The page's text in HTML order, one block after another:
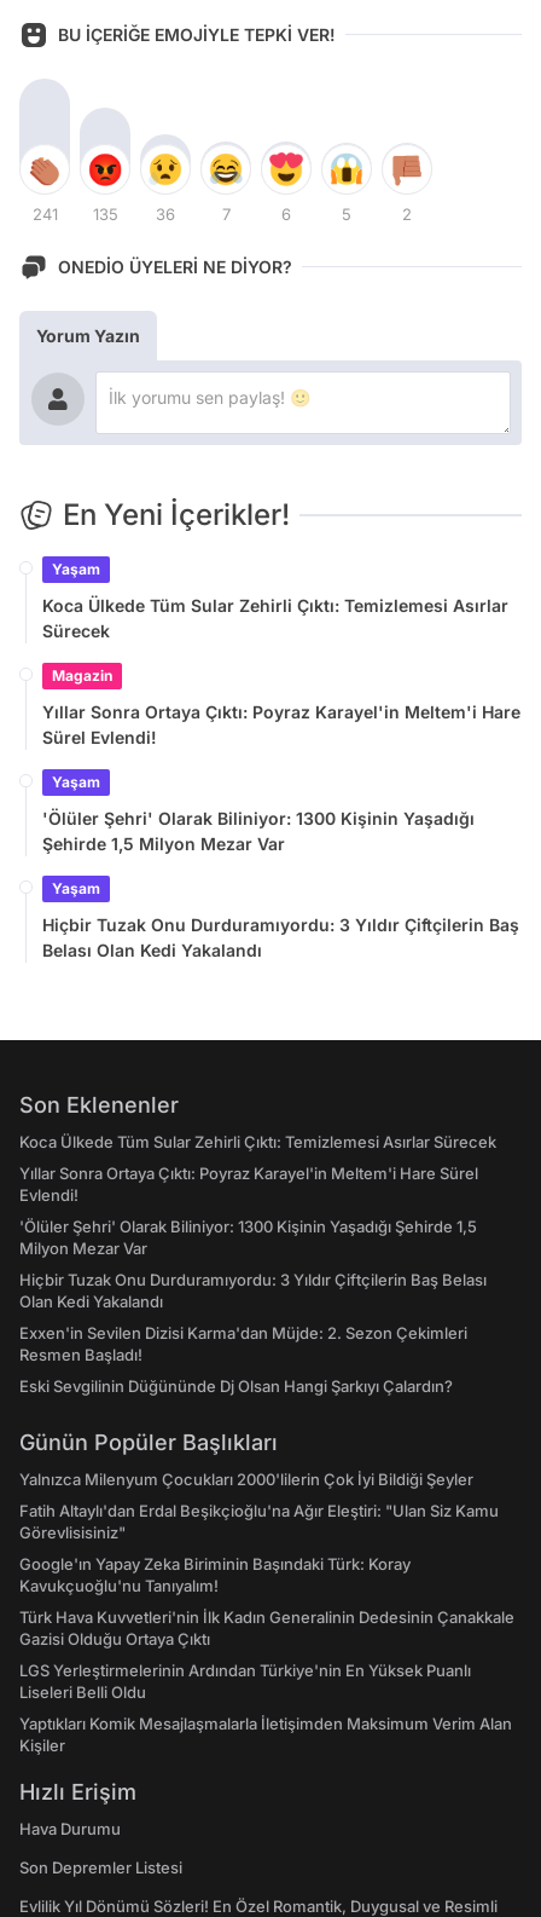
BU İÇERİĞE EMOJİYLE TEPKİ VER!
241 135 36 7 6 5 2
ONEDİO ÜYELERİ NE DİYOR?
Yorum Yazın
En Yeni İçerikler!
Yaşam
Koca Ülkede Tüm Sular Zehirli Çıktı: Temizlemesi Asırlar
Sürecek
Magazin
Yıllar Sonra Ortaya Çıktı: Poyraz Karayel'in Meltem'i Hare
Sürel Evlendi!
Yaşam
'Ölüler Şehri' Olarak Biliniyor: 1300 Kişinin Yaşadığı
Şehirde 1,5 Milyon Mezar Var
Yaşam
Hiçbir Tuzak Onu Durduramıyordu: 3 Yıldır Çiftçilerin Baş
Belası Olan Kedi Yakalandı
Son Eklenenler
Koca Ülkede Tüm Sular Zehirli Çıktı: Temizlemesi Asırlar Sürecek
Yıllar Sonra Ortaya Çıktı: Poyraz Karayel'in Meltem'i Hare Sürel
Evlendi!
'Ölüler Şehri' Olarak Biliniyor: 1300 Kişinin Yaşadığı Şehirde 1,5
Milyon Mezar Var
Hiçbir Tuzak Onu Durduramıyordu: 3 Yıldır Çiftçilerin Baş Belası
Olan Kedi Yakalandı
Exxen'in Sevilen Dizisi Karma'dan Müjde: 2. Sezon Çekimleri
Resmen Başladı!
Eski Sevgilinin Düğününde Dj Olsan Hangi Şarkıyı Çalardın?
Günün Popüler Başlıkları
Yalnızca Milenyum Çocukları 2000'lilerin Çok İyi Bildiği Şeyler
Fatih Altaylı'dan Erdal Beşikçioğlu'na Ağır Eleştiri: "Ulan Siz Kamu
Görevlisisiniz"
Google'ın Yapay Zeka Biriminin Başındaki Türk: Koray
Kavukçuoğlu'nu Tanıyalım!
Türk Hava Kuvvetleri'nin İlk Kadın Generalinin Dedesinin Çanakkale
Gazisi Olduğu Ortaya Çıktı
LGS Yerleştirmelerinin Ardından Türkiye'nin En Yüksek Puanlı
Liseleri Belli Oldu
Yaptıkları Komik Mesajlaşmalarla İletişimden Maksimum Verim Alan
Kişiler
Hızlı Erişim
Hava Durumu
Son Depremler Listesi
Evlilik Yıl Dönümü Sözleri! En Özel Romantik, Duygusal ve Resimli